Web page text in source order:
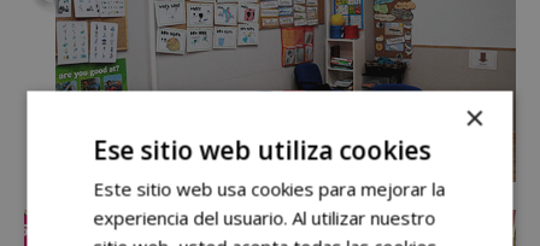
×
Ese sitio web utiliza cookies
Este sitio web usa cookies para mejorar la
experiencia del usuario. Al utilizar nuestro